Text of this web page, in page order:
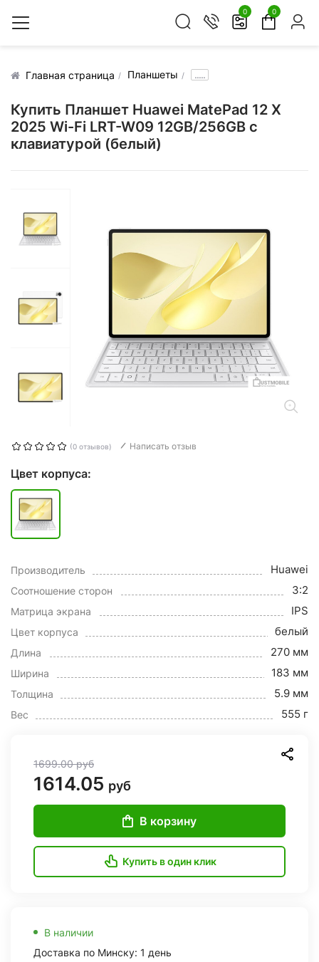
0 0
Главная страница Планшеты .....
Купить Планшет Huawei MatePad 12 X
2025 Wi-Fi LRT-W09 12GB/256GB с
клавиатурой (белый)
(0 отзывов) Написать отзыв
Цвет корпуса:
Производитель Huawei
Соотношение сторон 3:2
Матрица экрана IPS
Цвет корпуса белый
Длина 270 мм
Ширина 183 мм
Толщина 5.9 мм
Вес 555 г
1699.00руб
1614.05 руб
В корзину
Купить в один клик
В наличии
Доставка по Минску: 1 день